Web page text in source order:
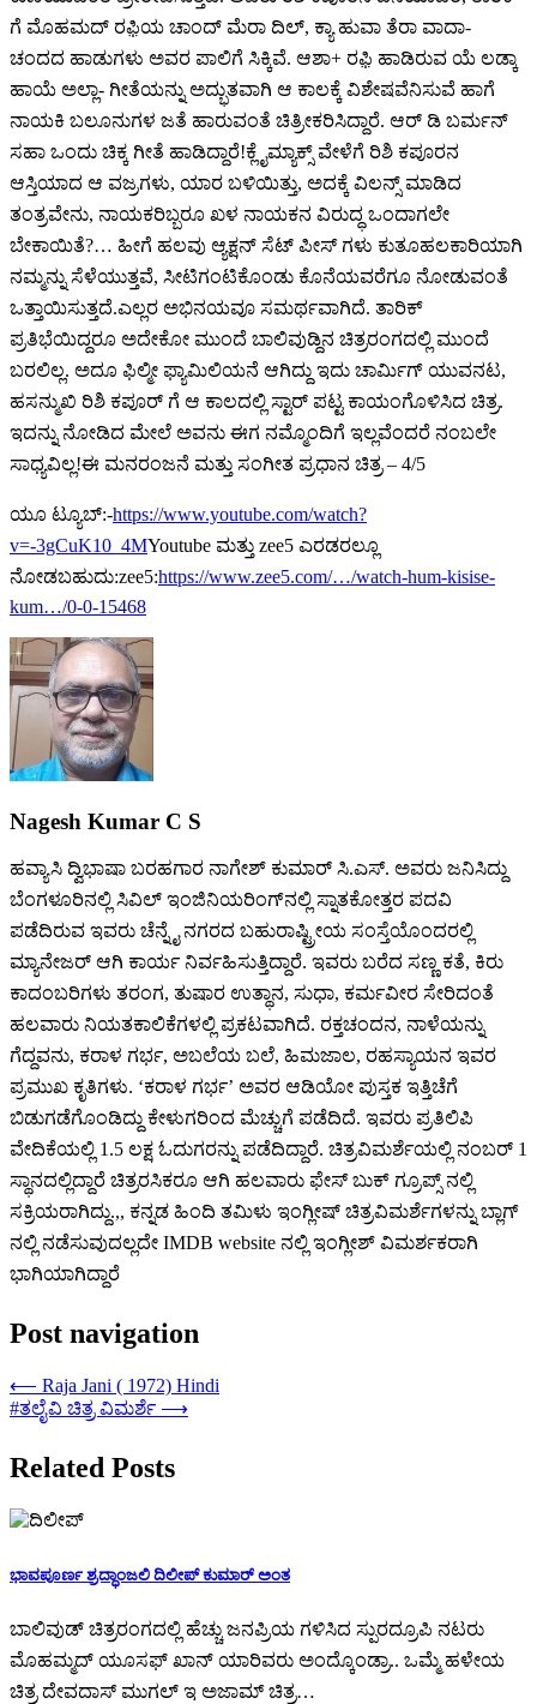
ಗೆ ಮೊಹಮದ್ ರಫ಼ಿಯ ಚಾಂದ್ ಮೆರಾ ದಿಲ್, ಕ್ಯಾ ಹುವಾ ತೆರಾ ವಾದಾ-
ಚಂದದ ಹಾಡುಗಳು ಅವರ ಪಾಲಿಗೆ ಸಿಕ್ಕಿವೆ. ಆಶಾ+ ರಫ಼ಿ ಹಾಡಿರುವ ಯೆ ಲಡ್ಕಾ
ಹಾಯೆ ಅಲ್ಲಾ- ಗೀತೆಯನ್ನು ಅದ್ಭುತವಾಗಿ ಆ ಕಾಲಕ್ಕೆ ವಿಶೇಷವೆನಿಸುವೆ ಹಾಗೆ
ನಾಯಕಿ ಬಲೂನುಗಳ ಜತೆ ಹಾರುವಂತೆ ಚಿತ್ರೀಕರಿಸಿದ್ದಾರೆ. ಆರ್ ಡಿ ಬರ್ಮನ್
ಸಹಾ ಒಂದು ಚಿಕ್ಕ ಗೀತೆ ಹಾಡಿದ್ದಾರೆ!ಕ್ಲೈಮ್ಯಾಕ್ಸ್ ವೇಳೆಗೆ ರಿಶಿ ಕಪೂರನ
ಆಸ್ತಿಯಾದ ಆ ವಜ್ರಗಳು, ಯಾರ ಬಳಿಯಿತ್ತು, ಅದಕ್ಕೆ ವಿಲನ್ಸ್ ಮಾಡಿದ
ತಂತ್ರವೇನು, ನಾಯಕರಿಬ್ಬರೂ ಖಳ ನಾಯಕನ ವಿರುದ್ಧ ಒಂದಾಗಲೇ
ಬೇಕಾಯಿತೆ?… ಹೀಗೆ ಹಲವು ಆ್ಯಕ್ಷನ್ ಸೆಟ್ ಪೀಸ್ ಗಳು ಕುತೂಹಲಕಾರಿಯಾಗಿ
ನಮ್ಮನ್ನು ಸೆಳೆಯುತ್ತವೆ, ಸೀಟಿಗಂಟಿಕೊಂಡು ಕೊನೆಯವರೆಗೂ ನೋಡುವಂತೆ
ಒತ್ತಾಯಿಸುತ್ತದೆ.ಎಲ್ಲರ ಅಭಿನಯವೂ ಸಮರ್ಥವಾಗಿದೆ. ತಾರಿಕ್
ಪ್ರತಿಭೆಯಿದ್ದರೂ ಅದೇಕೋ ಮುಂದೆ ಬಾಲಿವುಡ್ದಿನ ಚಿತ್ರರಂಗದಲ್ಲಿ ಮುಂದೆ
ಬರಲಿಲ್ಲ. ಅದೂ ಫಿಲ್ಮೀ ಫ್ಯಾಮಿಲಿಯನೆ ಆಗಿದ್ದು ಇದು ಚಾರ್ಮಿಗ್ ಯುವನಟ,
ಹಸನ್ಮುಖಿ ರಿಶಿ ಕಪೂರ್ ಗೆ ಆ ಕಾಲದಲ್ಲಿ ಸ್ಟಾರ್ ಪಟ್ಟ ಕಾಯಂಗೊಳಿಸಿದ ಚಿತ್ರ.
ಇದನ್ನು ನೋಡಿದ ಮೇಲೆ ಅವನು ಈಗ ನಮ್ಮೊಂದಿಗೆ ಇಲ್ಲವೆಂದರೆ ನಂಬಲೇ
ಸಾಧ್ಯವಿಲ್ಲ!ಈ ಮನರಂಜನೆ ಮತ್ತು ಸಂಗೀತ ಪ್ರಧಾನ ಚಿತ್ರ – 4/5
ಯೂ ಟ್ಯೂಬ್:-https://www.youtube.com/watch?
v=-3gCuK10_4MYoutube ಮತ್ತು zee5 ಎರಡರಲ್ಲೂ
ನೋಡಬಹುದು:zee5:https://www.zee5.com/…/watch-hum-kisise-
kum…/0-0-15468
Nagesh Kumar C S
ಹವ್ಯಾಸಿ ದ್ವಿಭಾಷಾ ಬರಹಗಾರ ನಾಗೇಶ್ ಕುಮಾರ್ ಸಿ.ಎಸ್‌. ಅವರು ಜನಿಸಿದ್ದು
ಬೆಂಗಳೂರಿನಲ್ಲಿ ಸಿವಿಲ್ ಇಂಜಿನಿಯರಿಂಗ್‌ನಲ್ಲಿ ಸ್ನಾತಕೋತ್ತರ ಪದವಿ
ಪಡೆದಿರುವ ಇವರು ಚೆನ್ನೈ ನಗರದ ಬಹುರಾಷ್ಟ್ರೀಯ ಸಂಸ್ತೆಯೊಂದರಲ್ಲಿ
ಮ್ಯಾನೇಜರ್ ಆಗಿ ಕಾರ್ಯ ನಿರ್ವಹಿಸುತ್ತಿದ್ದಾರೆ. ಇವರು ಬರೆದ ಸಣ್ಣ ಕತೆ, ಕಿರು
ಕಾದಂಬರಿಗಳು ತರಂಗ, ತುಷಾರ ಉತ್ಥಾನ, ಸುಧಾ, ಕರ್ಮವೀರ ಸೇರಿದಂತೆ
ಹಲವಾರು ನಿಯತಕಾಲಿಕೆಗಳಲ್ಲಿ ಪ್ರಕಟವಾಗಿದೆ. ರಕ್ತಚಂದನ, ನಾಳೆಯನ್ನು
ಗೆದ್ದವನು, ಕರಾಳ ಗರ್ಭ, ಅಬಲೆಯ ಬಲೆ, ಹಿಮಜಾಲ, ರಹಸ್ಯಾಯನ ಇವರ
ಪ್ರಮುಖ ಕೃತಿಗಳು. ‘ಕರಾಳ ಗರ್ಭ’ ಅವರ ಆಡಿಯೋ ಪುಸ್ತಕ ಇತ್ತಿಚೆಗೆ
ಬಿಡುಗಡೆಗೊಂಡಿದ್ದು ಕೇಳುಗರಿಂದ ಮೆಚ್ಚುಗೆ ಪಡೆದಿದೆ. ಇವರು ಪ್ರತಿಲಿಪಿ
ವೇದಿಕೆಯಲ್ಲಿ 1.5 ಲಕ್ಷ ಓದುಗರನ್ನು ಪಡೆದಿದ್ದಾರೆ. ಚಿತ್ರವಿಮರ್ಶೆಯಲ್ಲಿ ನಂಬರ್ 1
ಸ್ಥಾನದಲ್ಲಿದ್ದಾರೆ ಚಿತ್ರರಸಿಕರೂ ಆಗಿ ಹಲವಾರು ಫೇಸ್ ಬುಕ್ ಗ್ರೂಪ್ಸ್ ನಲ್ಲಿ
ಸಕ್ರಿಯರಾಗಿದ್ದು.,, ಕನ್ನಡ ಹಿಂದಿ ತಮಿಳು ಇಂಗ್ಲೀಷ್ ಚಿತ್ರವಿಮರ್ಶೆಗಳನ್ನು ಬ್ಲಾಗ್
ನಲ್ಲಿ ನಡೆಸುವುದಲ್ಲದೇ IMDB website ನಲ್ಲಿ ಇಂಗ್ಲೀಶ್ ವಿಮರ್ಶಕರಾಗಿ
ಭಾಗಿಯಾಗಿದ್ದಾರೆ
Post navigation
⟵ Raja Jani ( 1972) Hindi
#ತಲೈವಿ ಚಿತ್ರ ವಿಮರ್ಶೆ ⟶
Related Posts
ಭಾವಪೂರ್ಣ ಶ್ರದ್ಧಾಂಜಲಿ ದಿಲೀಪ್ ಕುಮಾರ್ ಅಂತ
ಬಾಲಿವುಡ್ ಚಿತ್ರರಂಗದಲ್ಲಿ ಹೆಚ್ಚು ಜನಪ್ರಿಯ ಗಳಿಸಿದ ಸ್ಪುರದ್ರೂಪಿ ನಟರು
ಮೊಹಮ್ಮದ್ ಯೂಸಫ್ ಖಾನ್ ಯಾರಿವರು ಅಂದ್ಕೊಂಡ್ರಾ.. ಒಮ್ಮೆ ಹಳೇಯ
ಚಿತ್ರ ದೇವದಾಸ್ ಮುಗಲ್ ಇ ಅಜಾಮ್ ಚಿತ್ರ…